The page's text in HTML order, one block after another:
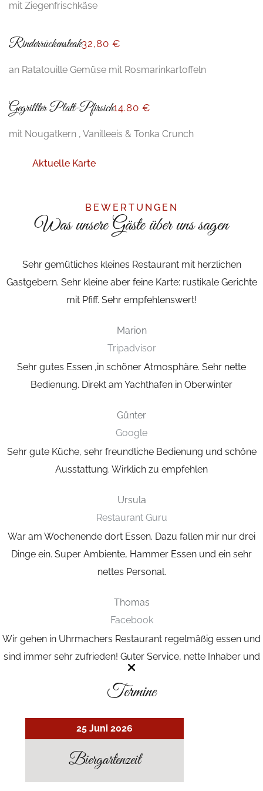
mit Ziegenfrischkäse
Rinderrückensteak32,80 €
an Ratatouille Gemüse mit Rosmarinkartoffeln
Gegrillter Platt-Pfirsich14.80 €
mit Nougatkern , Vanilleeis & Tonka Crunch
Aktuelle Karte
BEWERTUNGEN
Was unsere Gäste über uns sagen
Sehr gemütliches kleines Restaurant mit herzlichen
Gastgebern. Sehr kleine aber feine Karte: rustikale Gerichte
mit Pfiff. Sehr empfehlenswert!
Marion
Tripadvisor
Sehr gutes Essen ,in schöner Atmosphäre. Sehr nette
Bedienung. Direkt am Yachthafen in Oberwinter
Günter
Google
Sehr gute Küche, sehr freundliche Bedienung und schöne
Ausstattung. Wirklich zu empfehlen
Ursula
Restaurant Guru
War am Wochenende dort Essen. Dazu fallen mir nur drei
Dinge ein. Super Ambiente, Hammer Essen und ein sehr
nettes Personal.
Thomas
Facebook
Wir gehen in Uhrmachers Restaurant regelmäßig essen und
sind immer sehr zufrieden! Guter Service, nette Inhaber und
vor allem gutes Essen!
GALERIE
Termine
25 Juni 2026
Biergartenzeit